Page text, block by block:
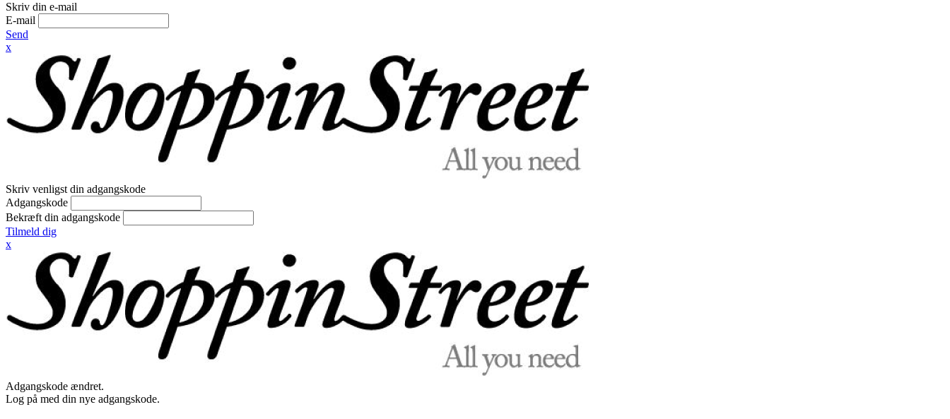
Skriv din e-mail
E-mail
Send
x
Skriv venligst din adgangskode
Adgangskode
Bekræft din adgangskode
Tilmeld dig
x
Adgangskode ændret.
Log på med din nye adgangskode.